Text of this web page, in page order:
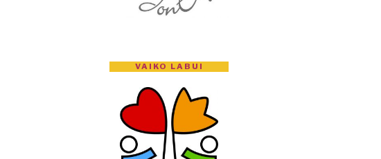
VAIKO LABUI